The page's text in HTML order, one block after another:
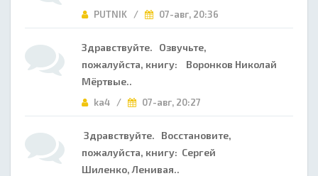
PUTNIK / 07-авг, 20:36
Здравствуйте. Озвучьте,
пожалуйста, книгу: Воронков Николай
Мёртвые..
ka4 / 07-авг, 20:27
Здравствуйте. Восстановите,
пожалуйста, книгу: Сергей
Шиленко, Ленивая..